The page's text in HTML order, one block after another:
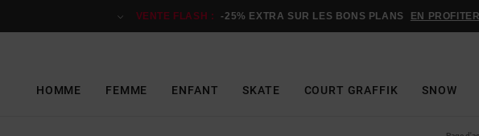
VENTE FLASH : -25% EXTRA SUR LES BONS PLANS EN PROFITER
HOMME FEMME ENFANT SKATE COURT GRAFFIK SNOW